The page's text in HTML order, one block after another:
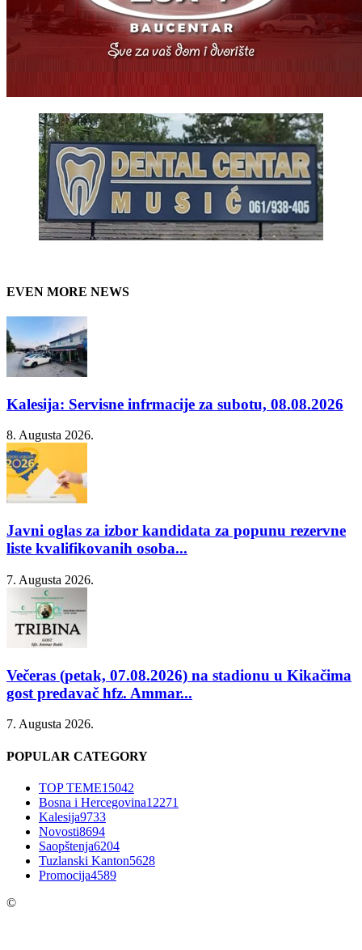
EVEN MORE NEWS
Kalesija: Servisne infrmacije za subotu, 08.08.2026
8. Augusta 2026.
Javni oglas za izbor kandidata za popunu rezervne
liste kvalifikovanih osoba...
7. Augusta 2026.
Večeras (petak, 07.08.2026) na stadionu u Kikačima
gost predavač hfz. Ammar...
7. Augusta 2026.
POPULAR CATEGORY
TOP TEME15042
Bosna i Hercegovina12271
Kalesija9733
Novosti8694
Saopštenja6204
Tuzlanski Kanton5628
Promocija4589
©